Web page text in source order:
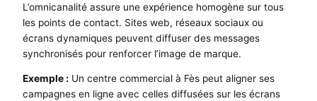
L’omnicanalité assure une expérience homogène sur tous
les points de contact. Sites web, réseaux sociaux ou
écrans dynamiques peuvent diffuser des messages
synchronisés pour renforcer l’image de marque.
Exemple : Un centre commercial à Fès peut aligner ses
campagnes en ligne avec celles diffusées sur les écrans